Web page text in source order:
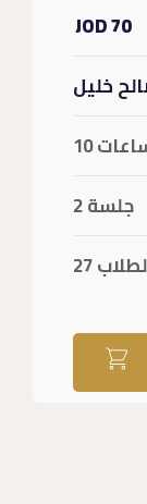
70 JOD
خليل
10
جلسة 2
27